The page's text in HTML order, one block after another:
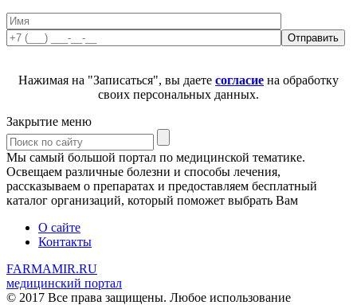
Нажимая на "Записаться", вы даете согласие на обработку
своих персональных данных.
Закрытие меню
Мы самый большой портал по медицинской тематике.
Освещаем различные болезни и способы лечения,
рассказываем о препаратах и предоставляем бесплатный
каталог организаций, который поможет выбрать Вам
О сайте
Контакты
FARMAMIR.RU
медицинский портал
© 2017 Все права защищены. Любое использование